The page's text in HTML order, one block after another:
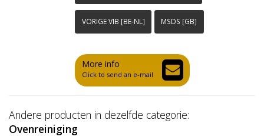
VORIGE VIB [BE-NL] MSDS [GB]
More info
Click to send an e-mail
Andere producten in dezelfde categorie:
Ovenreiniging